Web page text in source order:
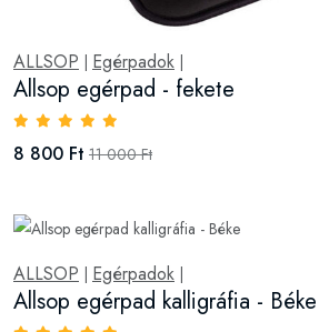
ALLSOP | Egérpadok |
Allsop egérpad - fekete
8 800 Ft 11 000 Ft
ALLSOP Egérpadok
Allsop egérpad kalligráfia - Béke